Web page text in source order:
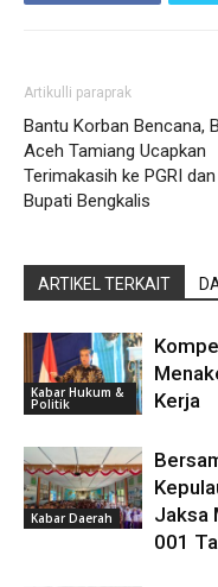
Artikulli paraprak
Bantu Korban Bencana,
Aceh Tamiang Ucapkan
Terimakasih ke PGRI dan
Bupati Bengkalis
ARTIKEL TERKAIT
Kabar Hukum &
Politik
Kerja
Kabar Daerah
Jaksa
001